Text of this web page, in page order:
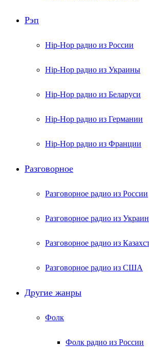
Рэп
Hip-Hop радио из России
Hip-Hop радио из Украины
Hip-Hop радио из Беларуси
Hip-Hop радио из Германии
Hip-Hop радио из Франции
Разговорное
Разговорное радио из России
Разговорное радио из
Разговорное радио из
Разговорное радио из США
Другие жанры
Фолк
Фолк радио из России